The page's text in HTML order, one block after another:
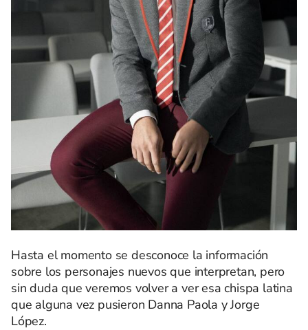
Hasta el momento se desconoce la información
sobre los personajes nuevos que interpretan, pero
sin duda que veremos volver a ver esa chispa latina
que alguna vez pusieron Danna Paola y Jorge
López.